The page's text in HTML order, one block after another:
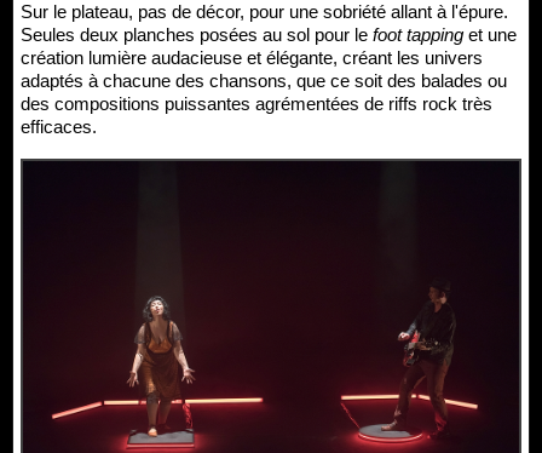
Sur le plateau, pas de décor, pour une sobriété allant à l'épure.
Seules deux planches posées au sol pour le foot tapping et une
création lumière audacieuse et élégante, créant les univers
adaptés à chacune des chansons, que ce soit des balades ou
des compositions puissantes agrémentées de riffs rock très
efficaces.